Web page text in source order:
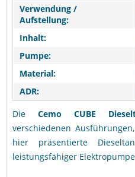
Verwendung /
Aufstellung:
Inhalt:
Pumpe:
Material:
ADR:
Die Cemo CUBE
verschiedenen
hier präsentierte
leistungsfähiger